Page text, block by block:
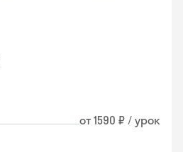
от 1590 ₽ / урок